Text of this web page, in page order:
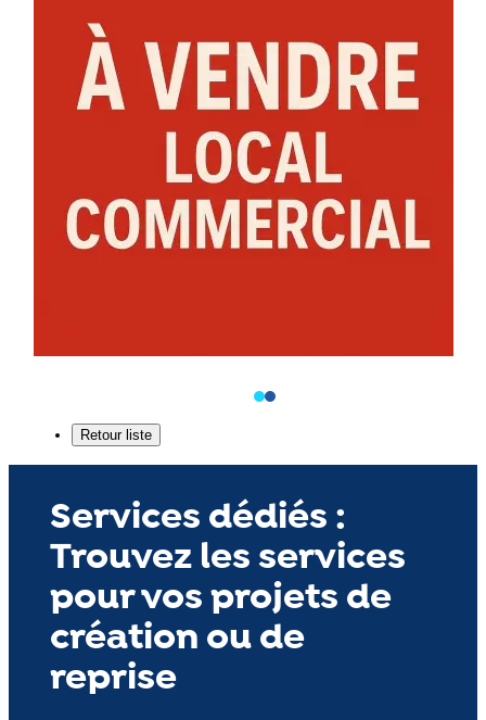
Services dédiés :
Trouvez les services
pour vos projets de
création ou de
reprise